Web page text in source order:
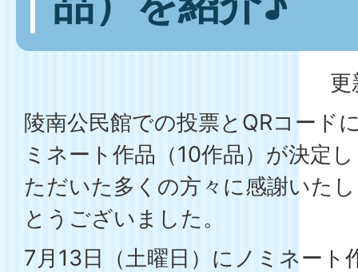
更
陵南公民館での投票とQRコード
ミネート作品（10作品）が決定
ただいた多くの方々に感謝いた
とうございました。
7月13日（土曜日）にノミネート